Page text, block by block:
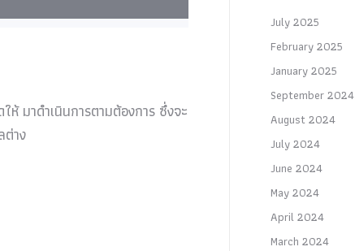
ห้ มาดำเนินการตามต้องการ ซึ่งจะ
าง
July 2025
February 2025
January 2025
September 2024
August 2024
July 2024
June 2024
May 2024
April 2024
March 2024